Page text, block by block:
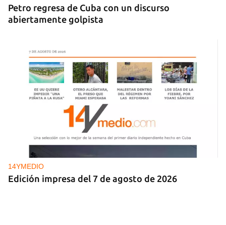
Petro regresa de Cuba con un discurso
abiertamente golpista
14YMEDIO
Edición impresa del 7 de agosto de 2026